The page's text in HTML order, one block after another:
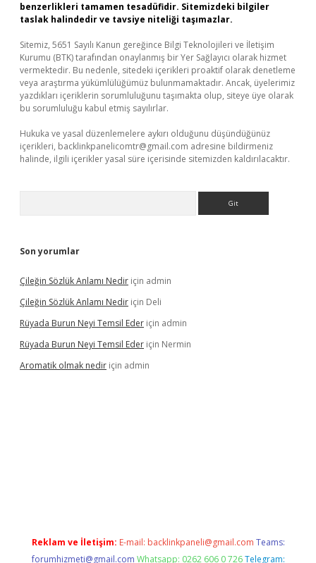
benzerlikleri tamamen tesadüfidir. Sitemizdeki bilgiler
taslak halindedir ve tavsiye niteliği taşımazlar.
Sitemiz, 5651 Sayılı Kanun gereğince Bilgi Teknolojileri ve İletişim
Kurumu (BTK) tarafından onaylanmış bir Yer Sağlayıcı olarak hizmet
vermektedir. Bu nedenle, sitedeki içerikleri proaktif olarak denetleme
veya araştırma yükümlülüğümüz bulunmamaktadır. Ancak, üyelerimiz
yazdıkları içeriklerin sorumluluğunu taşımakta olup, siteye üye olarak
bu sorumluluğu kabul etmiş sayılırlar.
Hukuka ve yasal düzenlemelere aykırı olduğunu düşündüğünüz
içerikleri, backlinkpanelicomtr@gmail.com adresine bildirmeniz
halinde, ilgili içerikler yasal süre içerisinde sitemizden kaldırılacaktır.
Son yorumlar
Çileğin Sözlük Anlamı Nedir için admin
Çileğin Sözlük Anlamı Nedir için Deli
Rüyada Burun Neyi Temsil Eder için admin
Rüyada Burun Neyi Temsil Eder için Nermin
Aromatik olmak nedir için admin
Reklam ve İletişim: E-mail: backlinkpaneli@gmail.com Teams:
forumhizmeti@gmail.com Whatsapp: 0262 606 0 726 Telegram: